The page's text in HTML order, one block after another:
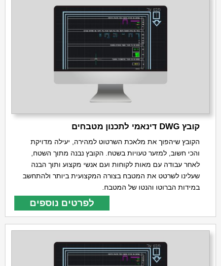
קובץ DWG דינאמי לתכנון מטבחים
הקובץ שיהפוך את מלאכת השרטוט למהירה, יעילה מדויקת
והכי חשוב, למזער טעויות בשטח. הקובץ נבנה מתוך השטח,
לאחר עבודה עם מאות לקוחות ועם אנשי מקצוע ותוך הבנה
שעלינו לשרטט את המטבח בצורה המקצועית ביותר ולהתחשב
במידות הברוטו והנטו של המטבח.
לפרטים נוספים